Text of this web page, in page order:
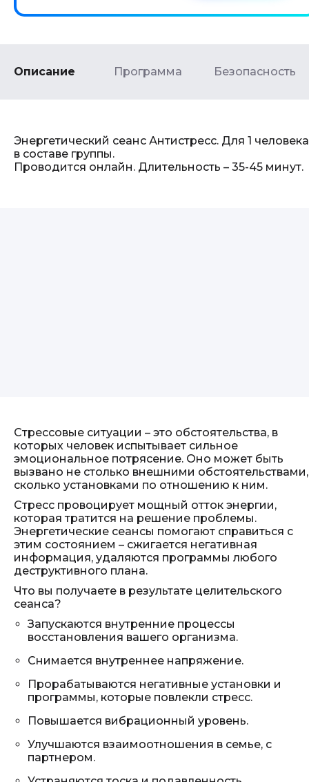
Описание Программа Безопасность
Энергетический сеанс Антистресс. Для 1 человека
в составе группы.
Проводится онлайн. Длительность – 35-45 минут.
Стрессовые ситуации – это обстоятельства, в
которых человек испытывает сильное
эмоциональное потрясение. Оно может быть
вызвано не столько внешними обстоятельствами,
сколько установками по отношению к ним.
Стресс провоцирует мощный отток энергии,
которая тратится на решение проблемы.
Энергетические сеансы помогают справиться с
этим состоянием – сжигается негативная
информация, удаляются программы любого
деструктивного плана.
Что вы получаете в результате целительского
сеанса?
Запускаются внутренние процессы
восстановления вашего организма.
Снимается внутреннее напряжение.
Прорабатываются негативные установки и
программы, которые повлекли стресс.
Повышается вибрационный уровень.
Улучшаются взаимоотношения в семье, с
партнером.